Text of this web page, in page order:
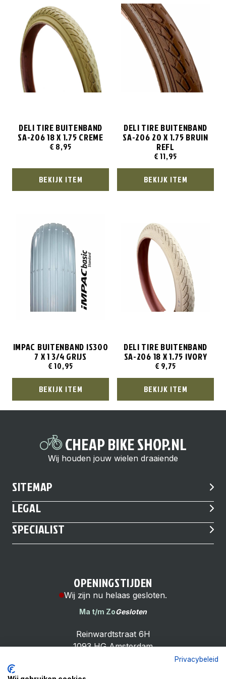
DELI TIRE BUITENBAND
SA-206 18 X 1.75 CREME
€ 8,95
BEKIJK ITEM
DELI TIRE BUITENBAND
SA-206 20 X 1.75 BRUIN
REFL
€11,95
BEKIJK ITEM
IMPAC BUITENBAND IS300
7 X 1 3/4 GRIJS
€10,95
BEKIJK ITEM
DELI TIRE BUITENBAND
SA-206 18 X 1.75 IVORY
€ 9,75
BEKIJK ITEM
CHEAP BIKE SHOP.NL
Wij houden jouw wielen draaiende
SITEMAP
LEGAL
SPECIALIST
OPENINGSTIJDEN
Wij zijn nu helaas gesloten.
Ma t/m ZoGesloten
Reinwardtstraat 6H
1093 HG Amsterdam
Privacybeleid